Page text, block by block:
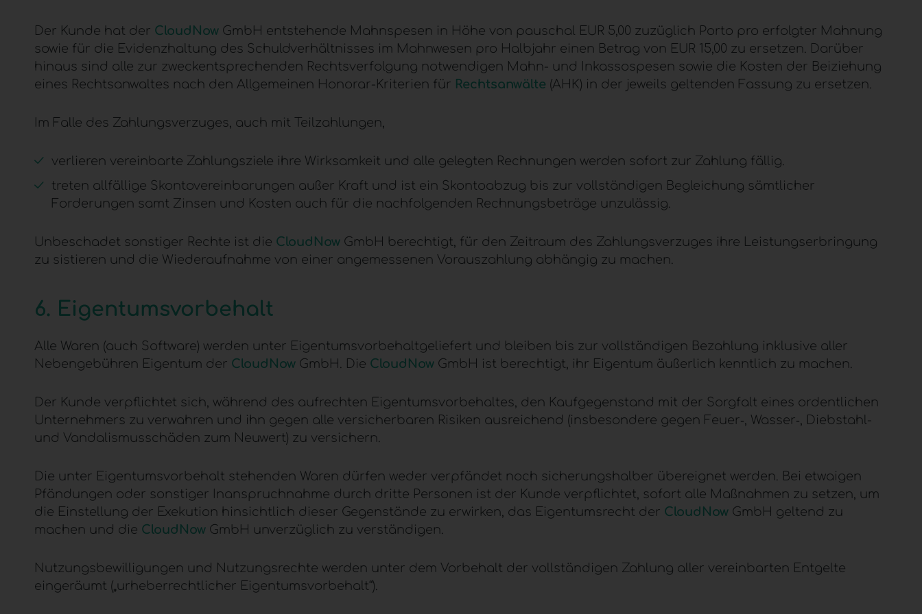
Der Kunde hat der CloudNow GmbH entstehende Mahnspesen in Höhe von pauschal EUR 5,00 zuzüglich Porto pro erfolgter Mahnung
sowie für die Evidenzhaltung des Schuldverhältnisses im Mahnwesen pro Halbjahr einen Betrag von EUR 15,00 zu ersetzen. Darüber
hinaus sind alle zur zweckentsprechenden Rechtsverfolgung notwendigen Mahn- und Inkassospesen sowie die Kosten der Beiziehung
eines Rechtsanwaltes nach den Allgemeinen Honorar-Kriterien für Rechtsanwälte (AHK) in der jeweils geltenden Fassung zu ersetzen.
Im Falle des Zahlungsverzuges, auch mit Teilzahlungen,
verlieren vereinbarte Zahlungsziele ihre Wirksamkeit und alle gelegten Rechnungen werden sofort zur Zahlung fällig.
treten allfällige Skontovereinbarungen außer Kraft und ist ein Skontoabzug bis zur vollständigen Begleichung sämtlicher
Forderungen samt Zinsen und Kosten auch für die nachfolgenden Rechnungsbeträge unzulässig.
Unbeschadet sonstiger Rechte ist die CloudNow GmbH berechtigt, für den Zeitraum des Zahlungsverzuges ihre Leistungserbringung
zu sistieren und die Wiederaufnahme von einer angemessenen Vorauszahlung abhängig zu machen.
6. Eigentumsvorbehalt
Alle Waren (auch Software) werden unter Eigentumsvorbehaltgeliefert und bleiben bis zur vollständigen Bezahlung inklusive aller
Nebengebühren Eigentum der CloudNow GmbH. Die CloudNow GmbH ist berechtigt, ihr Eigentum äußerlich kenntlich zu machen.
Der Kunde verpflichtet sich, während des aufrechten Eigentumsvorbehaltes, den Kaufgegenstand mit der Sorgfalt eines ordentlichen
Unternehmers zu verwahren und ihn gegen alle versicherbaren Risiken ausreichend (insbesondere gegen Feuer‑, Wasser‑, Diebstahl-
und Vandalismusschäden zum Neuwert) zu versichern.
Die unter Eigentumsvorbehalt stehenden Waren dürfen weder verpfändet noch sicherungshalber übereignet werden. Bei etwaigen
Pfändungen oder sonstiger Inanspruchnahme durch dritte Personen ist der Kunde verpflichtet, sofort alle Maßnahmen zu setzen, um
die Einstellung der Exekution hinsichtlich dieser Gegenstände zu erwirken, das Eigentumsrecht der CloudNow GmbH geltend zu
machen und die CloudNow GmbH unverzüglich zu verständigen.
Nutzungsbewilligungen und Nutzungsrechte werden unter dem Vorbehalt der vollständigen Zahlung aller vereinbarten Entgelte
eingeräumt („urheberrechtlicher Eigentumsvorbehalt“).